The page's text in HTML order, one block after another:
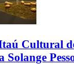
Cultural
Solange